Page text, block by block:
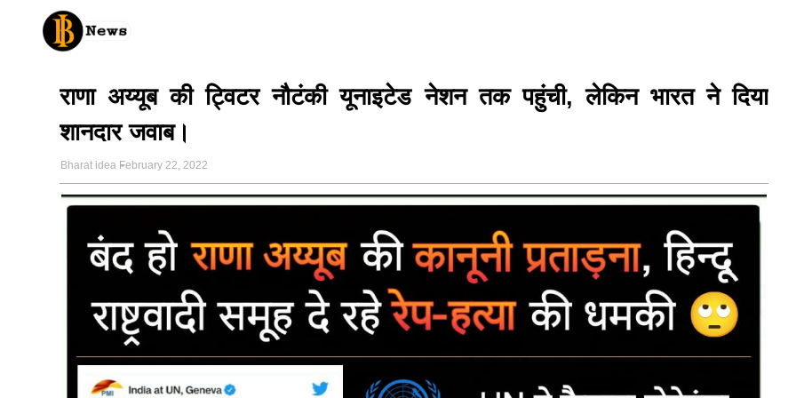
राणा अय्यूब की ट्विटर नौटंकी यूनाइटेड नेशन तक पहुंची, लेकिन भारत ने दिया
शानदार जवाब।
Bharat idea February 22, 2022